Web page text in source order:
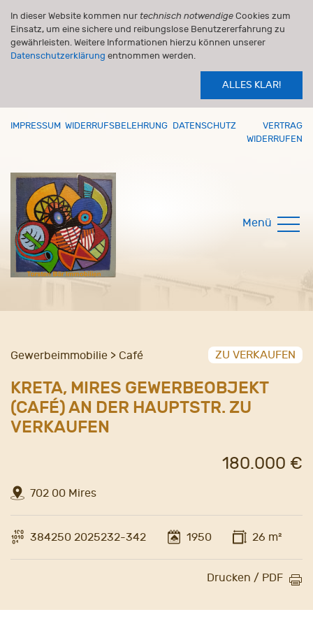
In dieser Website kommen nur technisch notwendige Cookies zum
Einsatz, um eine sichere und reibungslose Benutzererfahrung zu
gewährleisten. Weitere Informationen hierzu können unserer
Datenschutzerklärung entnommen werden.
ALLES KLAR!
IMPRESSUM WIDERRUFSBELEHRUNG DATENSCHUTZ
VERTRAG
WIDERRUFEN
Menü
Gewerbeimmobilie > Café ZU VERKAUFEN
KRETA, MIRES GEWERBEOBJEKT
(CAFÉ) AN DER HAUPTSTR. ZU
VERKAUFEN
702 00 Mires
180.000 €
384250 2025232-342 1950 26 m²
Drucken / PDF